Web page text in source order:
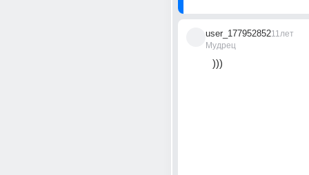
user_177952852
Мудрец
11лет
)))